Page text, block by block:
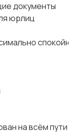
документы
юрлиц
на всём